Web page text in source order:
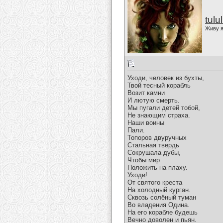
Живу
Уходи, человек из бухты,
Твой тесный корабль
Возит камни
И лютую смерть.
Мы пугали детей тобой,
Не знающим страха.
Наши воины
Пали.
Топоров двуручных
Стальная твердь
Сокрушала дубы,
Чтобы мир
Положить на плаху.
Уходи!
От святого креста
На холодный курган.
Сквозь солёный туман
Во владения Одина.
На его корабле будешь
Вечно доволен и пьян.